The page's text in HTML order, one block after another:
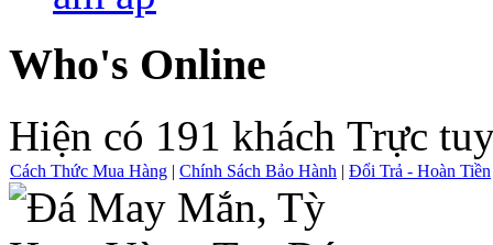
Who's Online
Hiện có 191 khách Trực
Cách Thức Mua Hàng | Chính Sách Bảo Hành | Đổi Trả - Hoàn Tiền